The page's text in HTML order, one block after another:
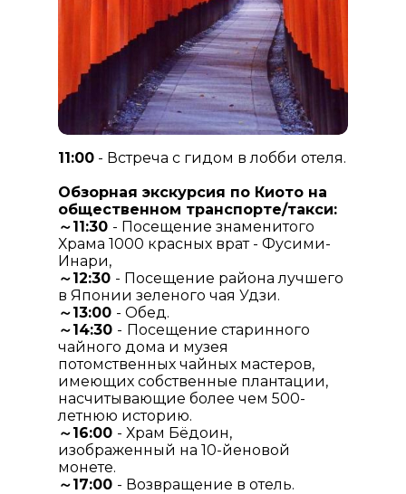
11:00 - Встреча с гидом в лобби отеля.
Обзорная экскурсия по Киото на
общественном транспорте/такси:
～11:30 - Посещение знаменитого
Храма 1000 красных врат - Фусими-
Инари,
～12:30 - Посещение района лучшего
в Японии зеленого чая Удзи.
～13:00 - Обед.
～14:30 - Посещение старинного
чайного дома и музея
потомственных чайных мастеров,
имеющих собственные плантации,
насчитывающие более чем 500-
летнюю историю.
～16:00 - Храм Бёдоин,
изображенный на 10-йеновой
монете.
～17:00 - Возвращение в отель.